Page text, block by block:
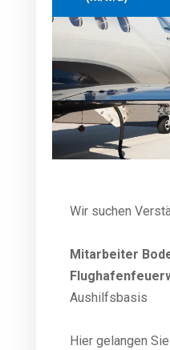
Wir suchen
Mitarbeiter
Aushilfsbasis
Hier gelangen